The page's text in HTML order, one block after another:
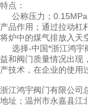
特点：
公称压力；0.15MPa
产品作用；通过拉动杠
将炉中的煤气排放入天
选择-中国*浙江鸿宇
益和阀门质量情况出现
产技术，在企业的使用
浙江鸿宇阀门有限公司
地址；温州市永嘉县江